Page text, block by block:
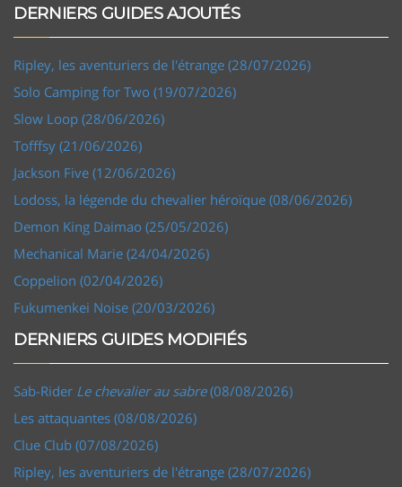
DERNIERS GUIDES AJOUTÉS
Ripley, les aventuriers de l'étrange (28/07/2026)
Solo Camping for Two (19/07/2026)
Slow Loop (28/06/2026)
Tofffsy (21/06/2026)
Jackson Five (12/06/2026)
Lodoss, la légende du chevalier héroïque (08/06/2026)
Demon King Daimao (25/05/2026)
Mechanical Marie (24/04/2026)
Coppelion (02/04/2026)
Fukumenkei Noise (20/03/2026)
DERNIERS GUIDES MODIFIÉS
Sab-Rider Le chevalier au sabre(08/08/2026)
Les attaquantes (08/08/2026)
Clue Club (07/08/2026)
Ripley, les aventuriers de l'étrange (28/07/2026)